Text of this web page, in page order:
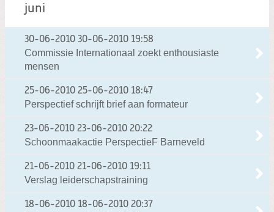
juni
30-06-2010 30-06-2010 19:58
Commissie Internationaal zoekt enthousiaste
mensen
25-06-2010 25-06-2010 18:47
Perspectief schrijft brief aan formateur
23-06-2010 23-06-2010 20:22
Schoonmaakactie PerspectieF Barneveld
21-06-2010 21-06-2010 19:11
Verslag leiderschapstraining
18-06-2010 18-06-2010 20:37